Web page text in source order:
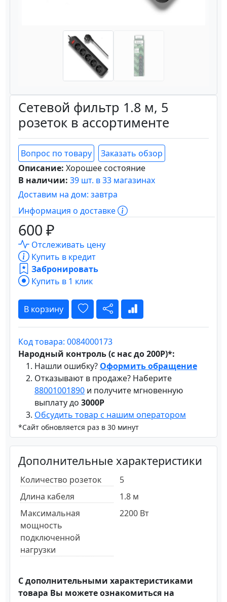
Сетевой фильтр 1.8 м, 5
розеток в ассортименте
Вопрос по товару
Заказать обзор
Описание: Хорошее состояние
В наличии: 39 шт. в 33 магазинах
Доставим на дом: завтра
Информация о доставке
600 ₽
Отслеживать цену
Купить в кредит
Забронировать
Купить в 1 клик
В корзину
Код товара: 0084000173
Народный контроль (с нас до 200Р)*:
Нашли ошибку? Оформить обращение
Отказывают в продаже? Наберите
88001001890 и получите мгновенную
выплату до 3000Р
Обсудить товар с нашим оператором
*Сайт обновляется раз в 30 минут
Дополнительные характеристики
Количество розеток
5
Длина кабеля
1.8 м
Максимальная
мощность
подключенной
нагрузки
2200 Вт
С дополнительными характеристиками
товара Вы можете ознакомиться на